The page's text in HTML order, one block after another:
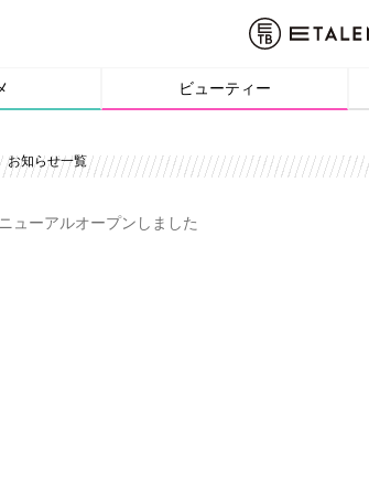
ビューティー
お知らせ一覧
ューアルオープンしました